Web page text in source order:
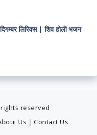
लिरिक्स | शिव होली भजन
reserved
Us |Contact Us